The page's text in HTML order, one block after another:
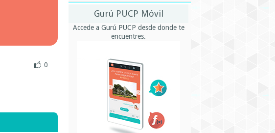
0
Gurú PUCP Móvil
Accede a Gurú PUCP desde donde te
encuentres.